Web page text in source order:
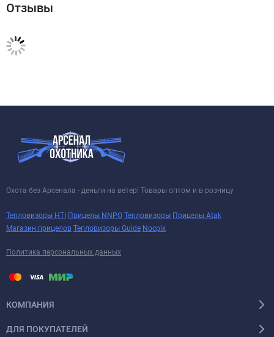
Отзывы
Охота без Арсенала - деньги на ветер! Товары оптом и в розницу
Тепловизоры HTI Прицелы NNPO Тепловизоры Прицелы Atak
Магазин прицелов Тепловизоры Guide Nocpix
Политика персональных данных
КОМПАНИЯ
ДЛЯ ПОКУПАТЕЛЕЙ